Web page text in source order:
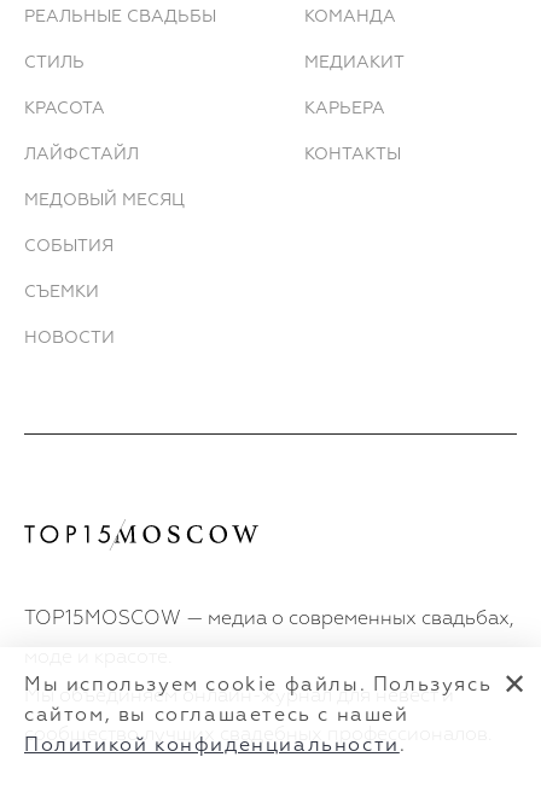
РЕАЛЬНЫЕ СВАДЬБЫ
СТИЛЬ
КРАСОТА
ЛАЙФСТАЙЛ
МЕДОВЫЙ МЕСЯЦ
СОБЫТИЯ
СЪЕМКИ
НОВОСТИ
КОМАНДА
МЕДИАКИТ
КАРЬЕРА
КОНТАКТЫ
TOP15MOSCOW — медиа о современных свадьбах,
Мы объединяем онлайн-журнал для невест и
сообщество лучших свадебных профессионалов.
Мы используем cookie файлы. Пользуясь
сайтом, вы соглашаетесь с нашей
Политикой конфиденциальности .
✕